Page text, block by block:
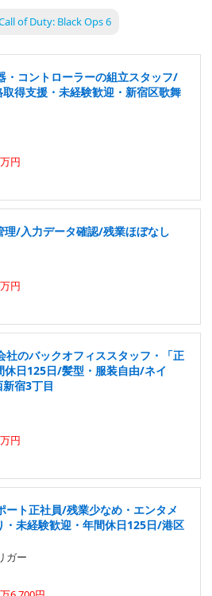
of Duty: Black Ops 6
・コントローラーの組立スタッフ/
得支援・未経験歓迎・新宿区歌舞
円
理/入力データ確認/残業ほぼなし
円
社のバックオフィススタッフ・「正
休日125日/髪型・服装自由/ネイ
宿3丁目
円
ート正社員/残業少なめ・エンタメ
・未経験歓迎・年間休日125日/港区
ガー